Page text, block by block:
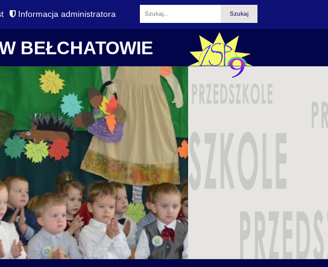
Informacja administratora
Fraza
BEŁCHATOWIE